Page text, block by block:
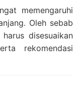
memengaruhi
Oleh sebab
disesuaikan
rekomendasi